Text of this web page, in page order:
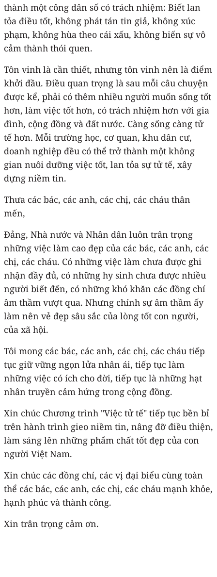
thành một công dân số có trách nhiệm: Biết lan
tỏa điều tốt, không phát tán tin giả, không xúc
phạm, không hùa theo cái xấu, không biến sự vô
cảm thành thói quen.
Tôn vinh là cần thiết, nhưng tôn vinh nên là điểm
khởi đầu. Điều quan trọng là sau mỗi câu chuyện
được kể, phải có thêm nhiều người muốn sống tốt
hơn, làm việc tốt hơn, có trách nhiệm hơn với gia
đình, cộng đồng và đất nước. Càng sống càng tử
tế hơn. Mỗi trường học, cơ quan, khu dân cư,
doanh nghiệp đều có thể trở thành một không
gian nuôi dưỡng việc tốt, lan tỏa sự tử tế, xây
dựng niềm tin.
Thưa các bác, các anh, các chị, các cháu thân
mến,
Đảng, Nhà nước và Nhân dân luôn trân trọng
những việc làm cao đẹp của các bác, các anh, các
chị, các cháu. Có những việc làm chưa được ghi
nhận đầy đủ, có những hy sinh chưa được nhiều
người biết đến, có những khó khăn các đồng chí
âm thầm vượt qua. Nhưng chính sự âm thầm ấy
làm nên vẻ đẹp sâu sắc của lòng tốt con người,
của xã hội.
Tôi mong các bác, các anh, các chị, các cháu tiếp
tục giữ vững ngọn lửa nhân ái, tiếp tục làm
những việc có ích cho đời, tiếp tục là những hạt
nhân truyền cảm hứng trong cộng đồng.
Xin chúc Chương trình "Việc tử tế" tiếp tục bền bỉ
trên hành trình gieo niềm tin, nâng đỡ điều thiện,
làm sáng lên những phẩm chất tốt đẹp của con
người Việt Nam.
Xin chúc các đồng chí, các vị đại biểu cùng toàn
thể các bác, các anh, các chị, các cháu mạnh khỏe,
hạnh phúc và thành công.
Xin trân trọng cảm ơn.